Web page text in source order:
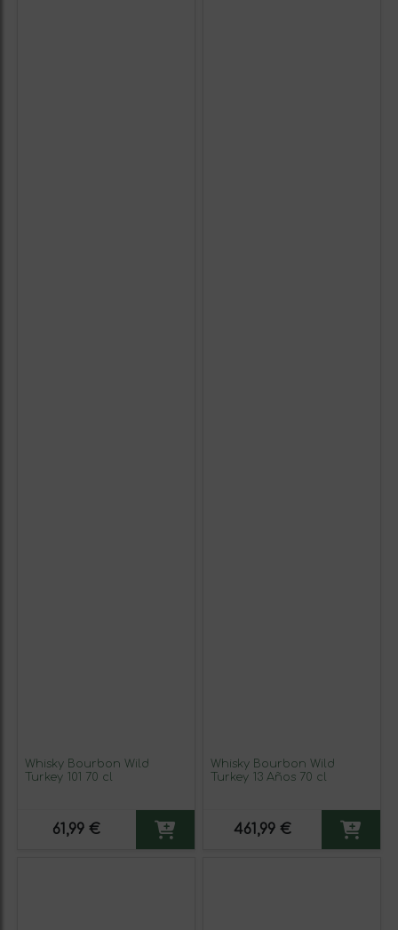
Whisky Bourbon Wild
Turkey 101 70 cl
61,99 €
Whisky Bourbon Wild
Turkey 13 Años 70 cl
461,99 €